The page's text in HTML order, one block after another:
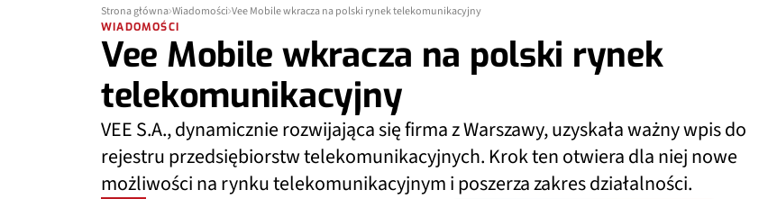
Strona główna Wiadomości Vee Mobile wkracza na polski rynek telekomunikacyjny
WIADOMOŚCI
Vee Mobile wkracza na polski rynek
telekomunikacyjny
VEE S.A., dynamicznie rozwijająca się firma z Warszawy, uzyskała ważny wpis do
rejestru przedsiębiorstw telekomunikacyjnych. Krok ten otwiera dla niej nowe
możliwości na rynku telekomunikacyjnym i poszerza zakres działalności.